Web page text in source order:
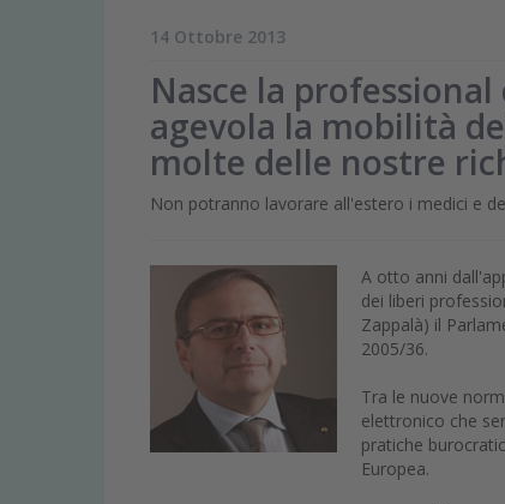
14 Ottobre 2013
Nasce la
agevola la mobilità
molte delle nostre
Non potranno lavorare all'estero i medici e
A otto anni
dei liberi
Zappalà) il
2005/36.
Tra le nuove
elettronico che
pratiche
Europea.